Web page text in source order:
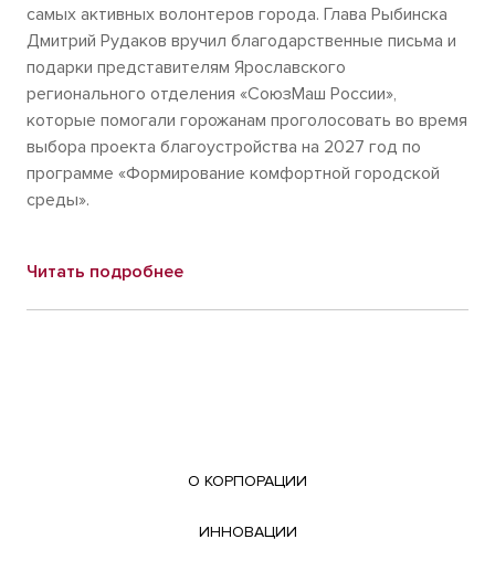
самых активных волонтеров города. Глава Рыбинска
Дмитрий Рудаков вручил благодарственные письма и
подарки представителям Ярославского
регионального отделения «СоюзМаш России»,
которые помогали горожанам проголосовать во время
выбора проекта благоустройства на 2027 год по
программе «Формирование комфортной городской
среды».
Читать подробнее
О КОРПОРАЦИИ
ИННОВАЦИИ